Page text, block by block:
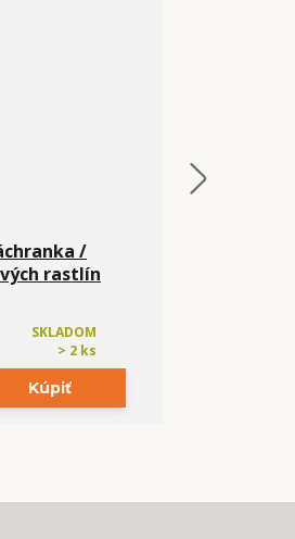
/
rastlín
SKLADOM
> 2 ks
Kúpiť